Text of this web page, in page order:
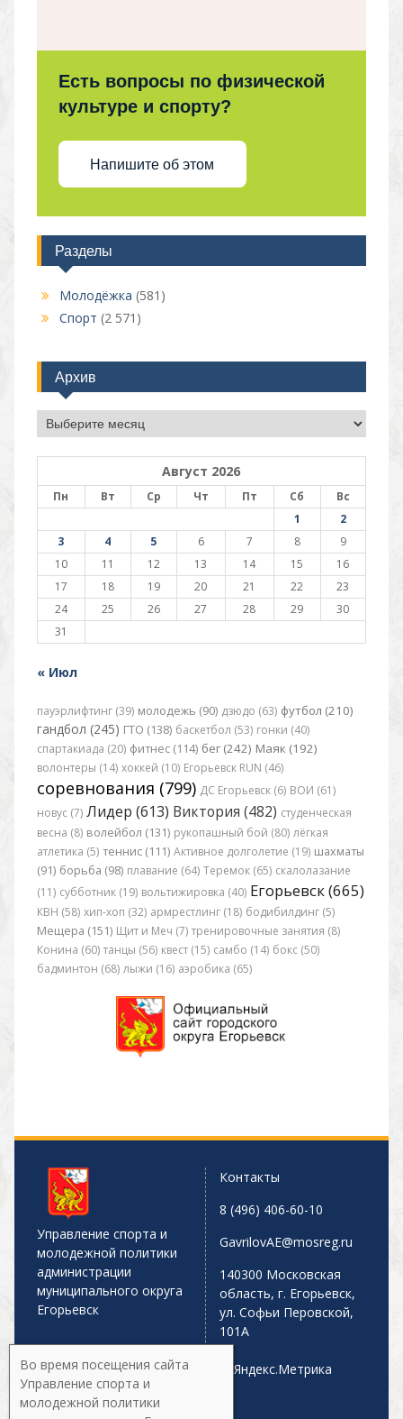
Есть вопросы по физической
культуре и спорту?
Напишите об этом
Разделы
Молодёжка (581)
Спорт (2 571)
Архив
Архив
Август 2026
Пн Вт Ср Чт Пт Сб
Вс
1
2
3
4 5 6 7 8
9
10
11 12 13 14 15
16
17
18 19 20 21 22
23
24
25 26 27 28 29
30
31
« Июл
пауэрлифтинг (39) молодежь (90) дзюдо (63) футбол (210)
гандбол (245) ГТО (138) баскетбол (53) гонки (40)
спартакиада (20) фитнес (114) бег (242) Маяк (192)
волонтеры (14) хоккей (10) Егорьевск RUN (46)
соревнования (799) ДС Егорьевск (6) ВОИ (61)
новус (7) Лидер (613) Виктория (482) студенческая
весна (8) волейбол (131) рукопашный бой (80) лёгкая
атлетика (5) теннис (111) Активное долголетие (19) шахматы
(91) борьба (98) плавание (64) Теремок (65) скалолазание
(11) субботник (19) вольтижировка (40) Егорьевск (665)
КВН (58) хип-хоп (32) армрестлинг (18) бодибилдинг (5)
Мещера (151) Щит и Меч (7) тренировочные занятия (8)
Конина (60) танцы (56) квест (15) самбо (14) бокс (50)
бадминтон (68) лыжи (16) аэробика (65)
Управление спорта и
молодежной политики
администрации
муниципального округа
Егорьевск
Контакты
8 (496) 406-60-10
GavrilovAE@mosreg.ru
140300 Московская
область, г. Егорьевск,
ул. Софьи Перовской,
101А
Во время посещения сайта
Управление спорта и
молодежной политики